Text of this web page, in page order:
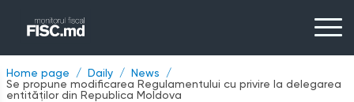
Home page Daily
News
Se propune modificarea Regulamentului cu privire la delegarea
entităților din Republica Moldova